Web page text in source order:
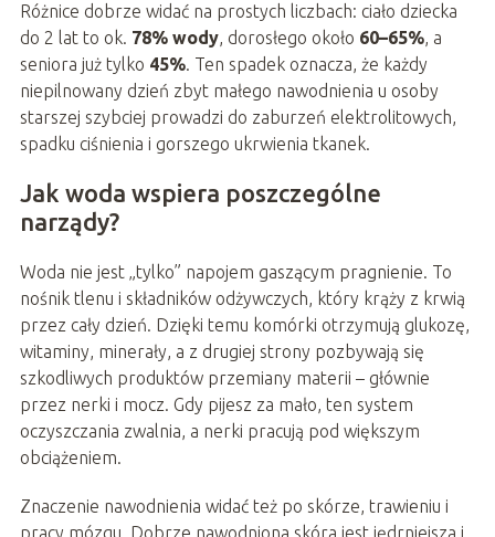
Różnice dobrze widać na prostych liczbach: ciało dziecka
do 2 lat to ok. 78% wody, dorosłego około 60–65%, a
seniora już tylko 45%. Ten spadek oznacza, że każdy
niepilnowany dzień zbyt małego nawodnienia u osoby
starszej szybciej prowadzi do zaburzeń elektrolitowych,
spadku ciśnienia i gorszego ukrwienia tkanek.
Jak woda wspiera poszczególne
narządy?
Woda nie jest „tylko” napojem gaszącym pragnienie. To
nośnik tlenu i składników odżywczych, który krąży z krwią
przez cały dzień. Dzięki temu komórki otrzymują glukozę,
witaminy, minerały, a z drugiej strony pozbywają się
szkodliwych produktów przemiany materii – głównie
przez nerki i mocz. Gdy pijesz za mało, ten system
oczyszczania zwalnia, a nerki pracują pod większym
obciążeniem.
Znaczenie nawodnienia widać też po skórze, trawieniu i
pracy mózgu. Dobrze nawodniona skóra jest jędrniejsza i